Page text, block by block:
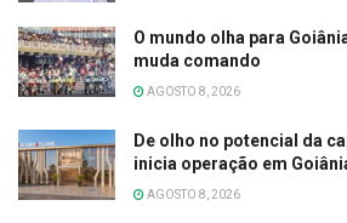
O mundo olha para
muda comando
AGOSTO 8, 2026
De olho no potencial da
inicia operação em
AGOSTO 8, 2026